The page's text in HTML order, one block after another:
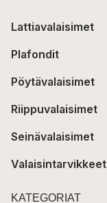
Lattiavalaisimet
Plafondit
Pöytävalaisimet
Riippuvalaisimet
Seinävalaisimet
Valaisintarvikkeet
KATEGORIAT